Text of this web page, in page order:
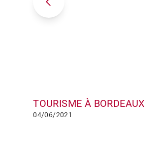
TOURISME À BORDEAUX
04/06/2021